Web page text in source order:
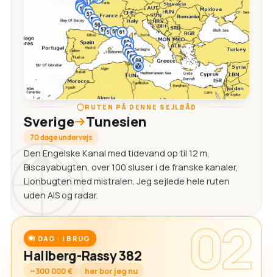
RUTEN PÅ DENNE SEJLBÅD
Sverige Tunesien
70 dage undervejs
Den Engelske Kanal med tidevand op til 12 m,
Biscayabugten, over 100 sluser i de franske kanaler,
Lionbugten med mistralen. Jeg sejlede hele ruten
uden AIS og radar.
02
I DAG · I BRUG
Hallberg-Rassy 382
~300 000 € her bor jeg nu